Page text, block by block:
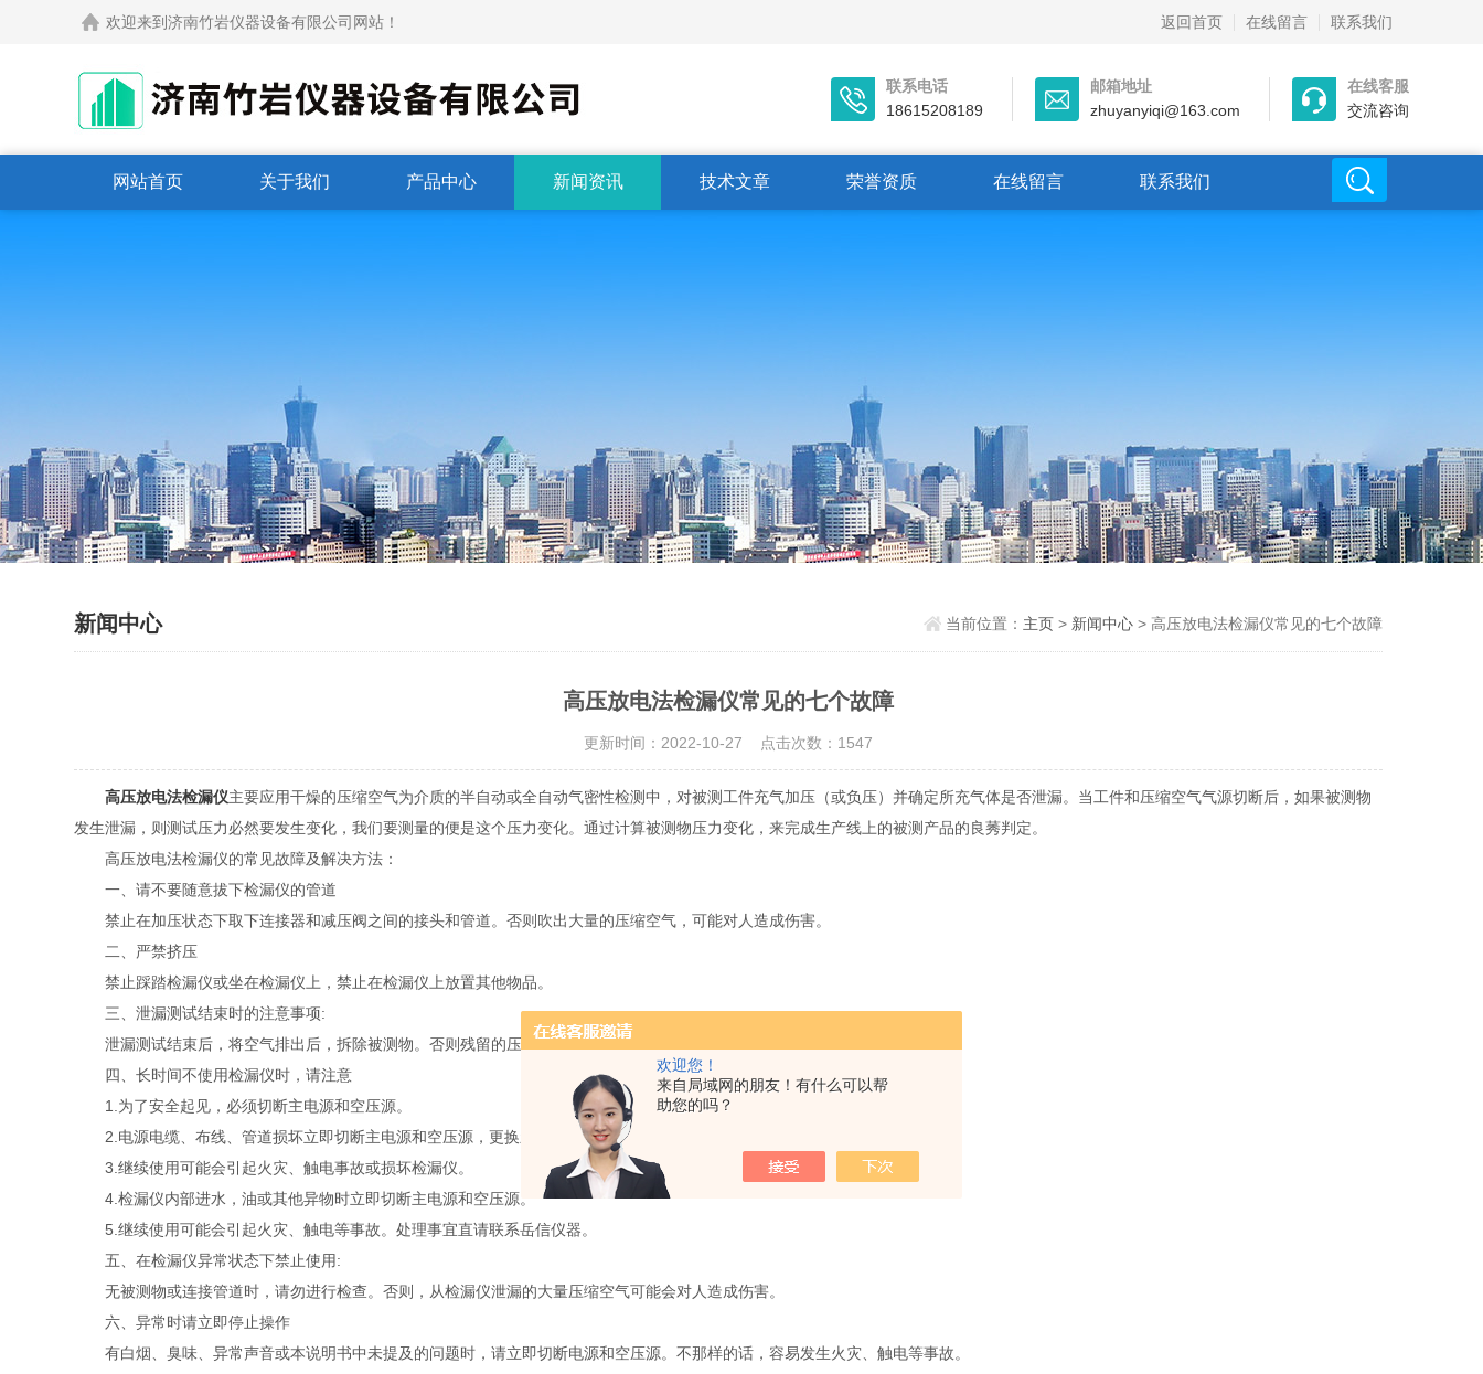
欢迎您！
来自局域网的朋友！有什么可以帮
助您的吗？
欢迎来到济南竹岩仪器设备有限公司网站！ 返回首页 在线留言 联系我们
联系电话
18615208189
邮箱地址
zhuyanyiqi@163.com
在线客服
交流咨询
网站首页 关于我们 产品中心 新闻资讯 技术文章 荣誉资质 在线留言 联系我们
新闻中心 当前位置： 主页> 新闻中心> 高压放电法检漏仪常见的七个故障
高压放电法检漏仪常见的七个故障
更新时间：2022-10-27 点击次数：1547
高压放电法检漏仪主要应用干燥的压缩空气为介质的半自动或全自动气密性检测中，对被测工件充气加压（或负压）并确定所充气体是否泄漏。当工件和压缩空气气源切断后，如果被测物
发生泄漏，则测试压力必然要发生变化，我们要测量的便是这个压力变化。通过计算被测物压力变化，来完成生产线上的被测产品的良莠判定。
高压放电法检漏仪的常见故障及解决方法：
一、请不要随意拔下检漏仪的管道
禁止在加压状态下取下连接器和减压阀之间的接头和管道。否则吹出大量的压缩空气，可能对人造成伤害。
二、严禁挤压
禁止踩踏检漏仪或坐在检漏仪上，禁止在检漏仪上放置其他物品。
三、泄漏测试结束时的注意事项:
泄漏测试结束后，将空气排出后，拆除被测物。否则残留的压力有可能导致财产损失或受伤。
四、长时间不使用检漏仪时，请注意
1.为了安全起见，必须切断主电源和空压源。
2.电源电缆、布线、管道损坏立即切断主电源和空压源，更换新零件。
3.继续使用可能会引起火灾、触电事故或损坏检漏仪。
4.检漏仪内部进水，油或其他异物时立即切断主电源和空压源。
5.继续使用可能会引起火灾、触电等事故。处理事宜直请联系岳信仪器。
五、在检漏仪异常状态下禁止使用:
无被测物或连接管道时，请勿进行检查。否则，从检漏仪泄漏的大量压缩空气可能会对人造成伤害。
六、异常时请立即停止操作
有白烟、臭味、异常声音或本说明书中未提及的问题时，请立即切断电源和空压源。不那样的话，容易发生火灾、触电等事故。